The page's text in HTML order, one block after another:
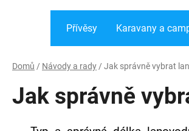
Přívěsy Karavany a
Domů / Návody a rady / Jak správně vybrat
Jak správně